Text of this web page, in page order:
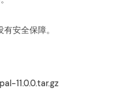
安全保障。
11.0.0.tar.gz